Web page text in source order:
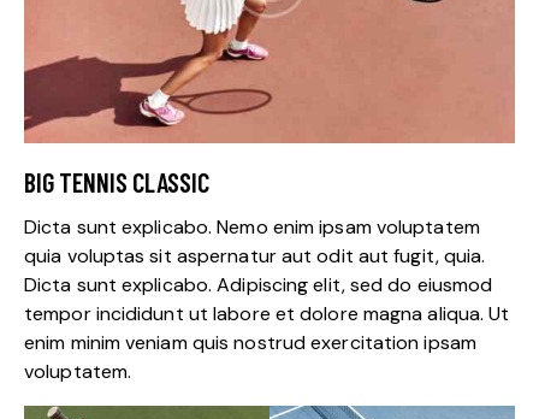
BIG TENNIS CLASSIC
Dicta sunt explicabo. Nemo enim ipsam voluptatem
quia voluptas sit aspernatur aut odit aut fugit, quia.
Dicta sunt explicabo. Adipiscing elit, sed do eiusmod
tempor incididunt ut labore et dolore magna aliqua. Ut
enim minim veniam quis nostrud exercitation ipsam
voluptatem.